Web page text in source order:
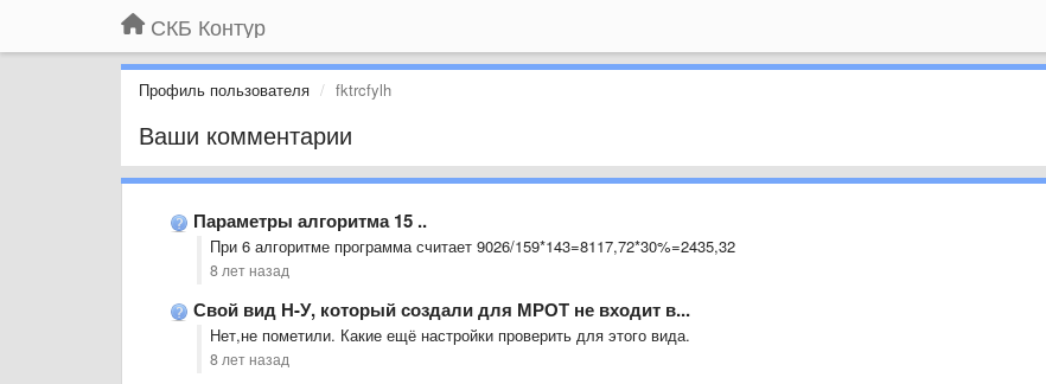
СКБ Контур
Профиль пользователя fktrcfylh
Ваши комментарии
Параметры алгоритма 15 ..
При 6 алгоритме программа считает 9026/159*143=8117,72*30%=2435,32
8 лет назад
Свой вид Н-У, который создали для МРОТ не входит в...
Нет,не пометили. Какие ещё настройки проверить для этого вида.
8 лет назад